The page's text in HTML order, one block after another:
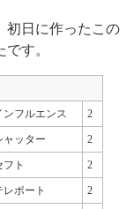
初日に作ったこの
す。
ンフルエンス 2
ャッター 2
フト 2
レポート 2